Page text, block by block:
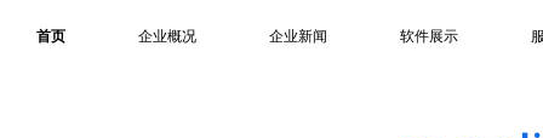
首页 企业概况 企业新闻 软件展示